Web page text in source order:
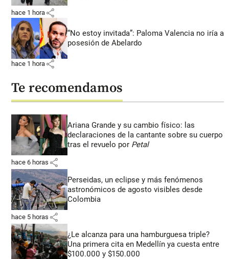
hace 1 hora share
“No estoy invitada”: Paloma Valencia no iría a
posesión de Abelardo
hace 1 hora share
Te recomendamos
Ariana Grande y su cambio físico: las
declaraciones de la cantante sobre su cuerpo
tras el revuelo por Petal
hace 6 horas share
Perseidas, un eclipse y más fenómenos
astronómicos de agosto visibles desde
Colombia
hace 5 horas share
¿Le alcanza para una hamburguesa triple?
Una primera cita en Medellín ya cuesta entre
$100.000 y $150.000